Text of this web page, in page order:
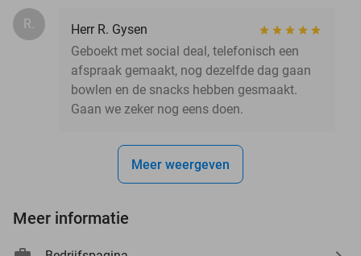
R.
Herr R. Gysen
Geboekt met social deal, telefonisch een
afspraak gemaakt, nog dezelfde dag gaan
bowlen en de snacks hebben gesmaakt.
Gaan we zeker nog eens doen.
Meer weergeven
Meer informatie